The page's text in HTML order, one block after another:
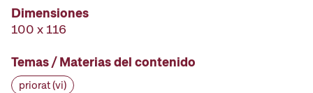
Dimensiones
100 x 116
Temas / Materias del contenido
priorat (vi)